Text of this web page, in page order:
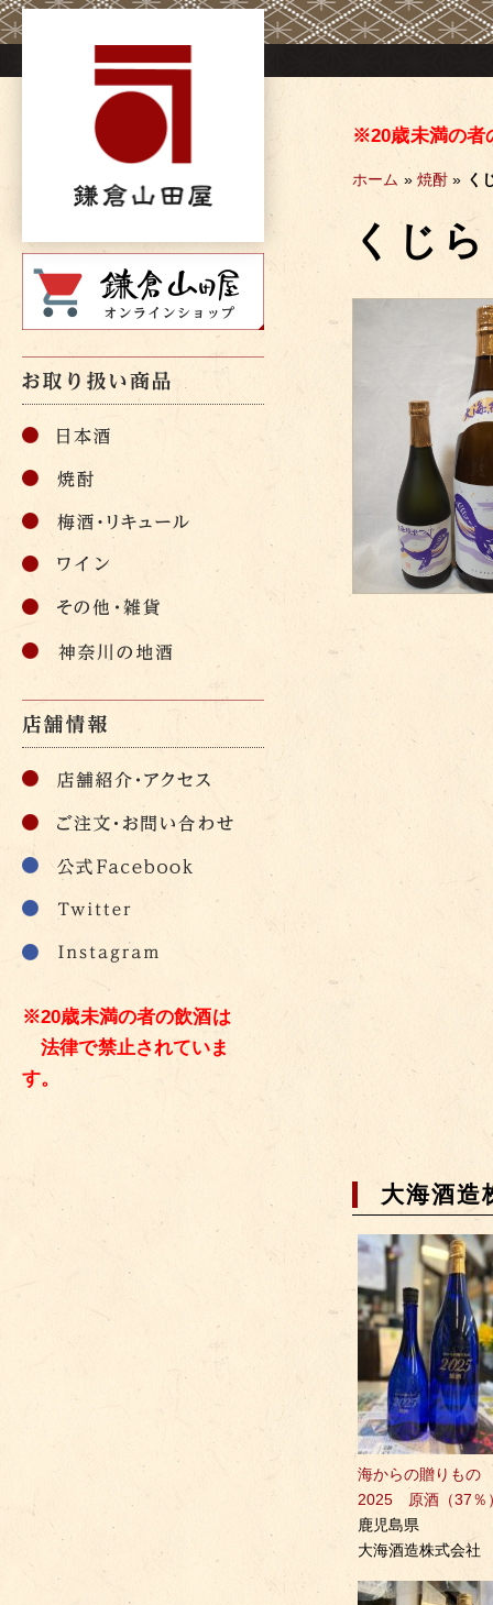
Skip
to
※20歳未満の者
ホーム » 焼酎 » く
くじ
大海酒
海からの贈りも
2025 原酒（37％
鹿児島県
大海酒造株式会社
※20歳未満の者の飲酒は
法律で禁止されていま
す。